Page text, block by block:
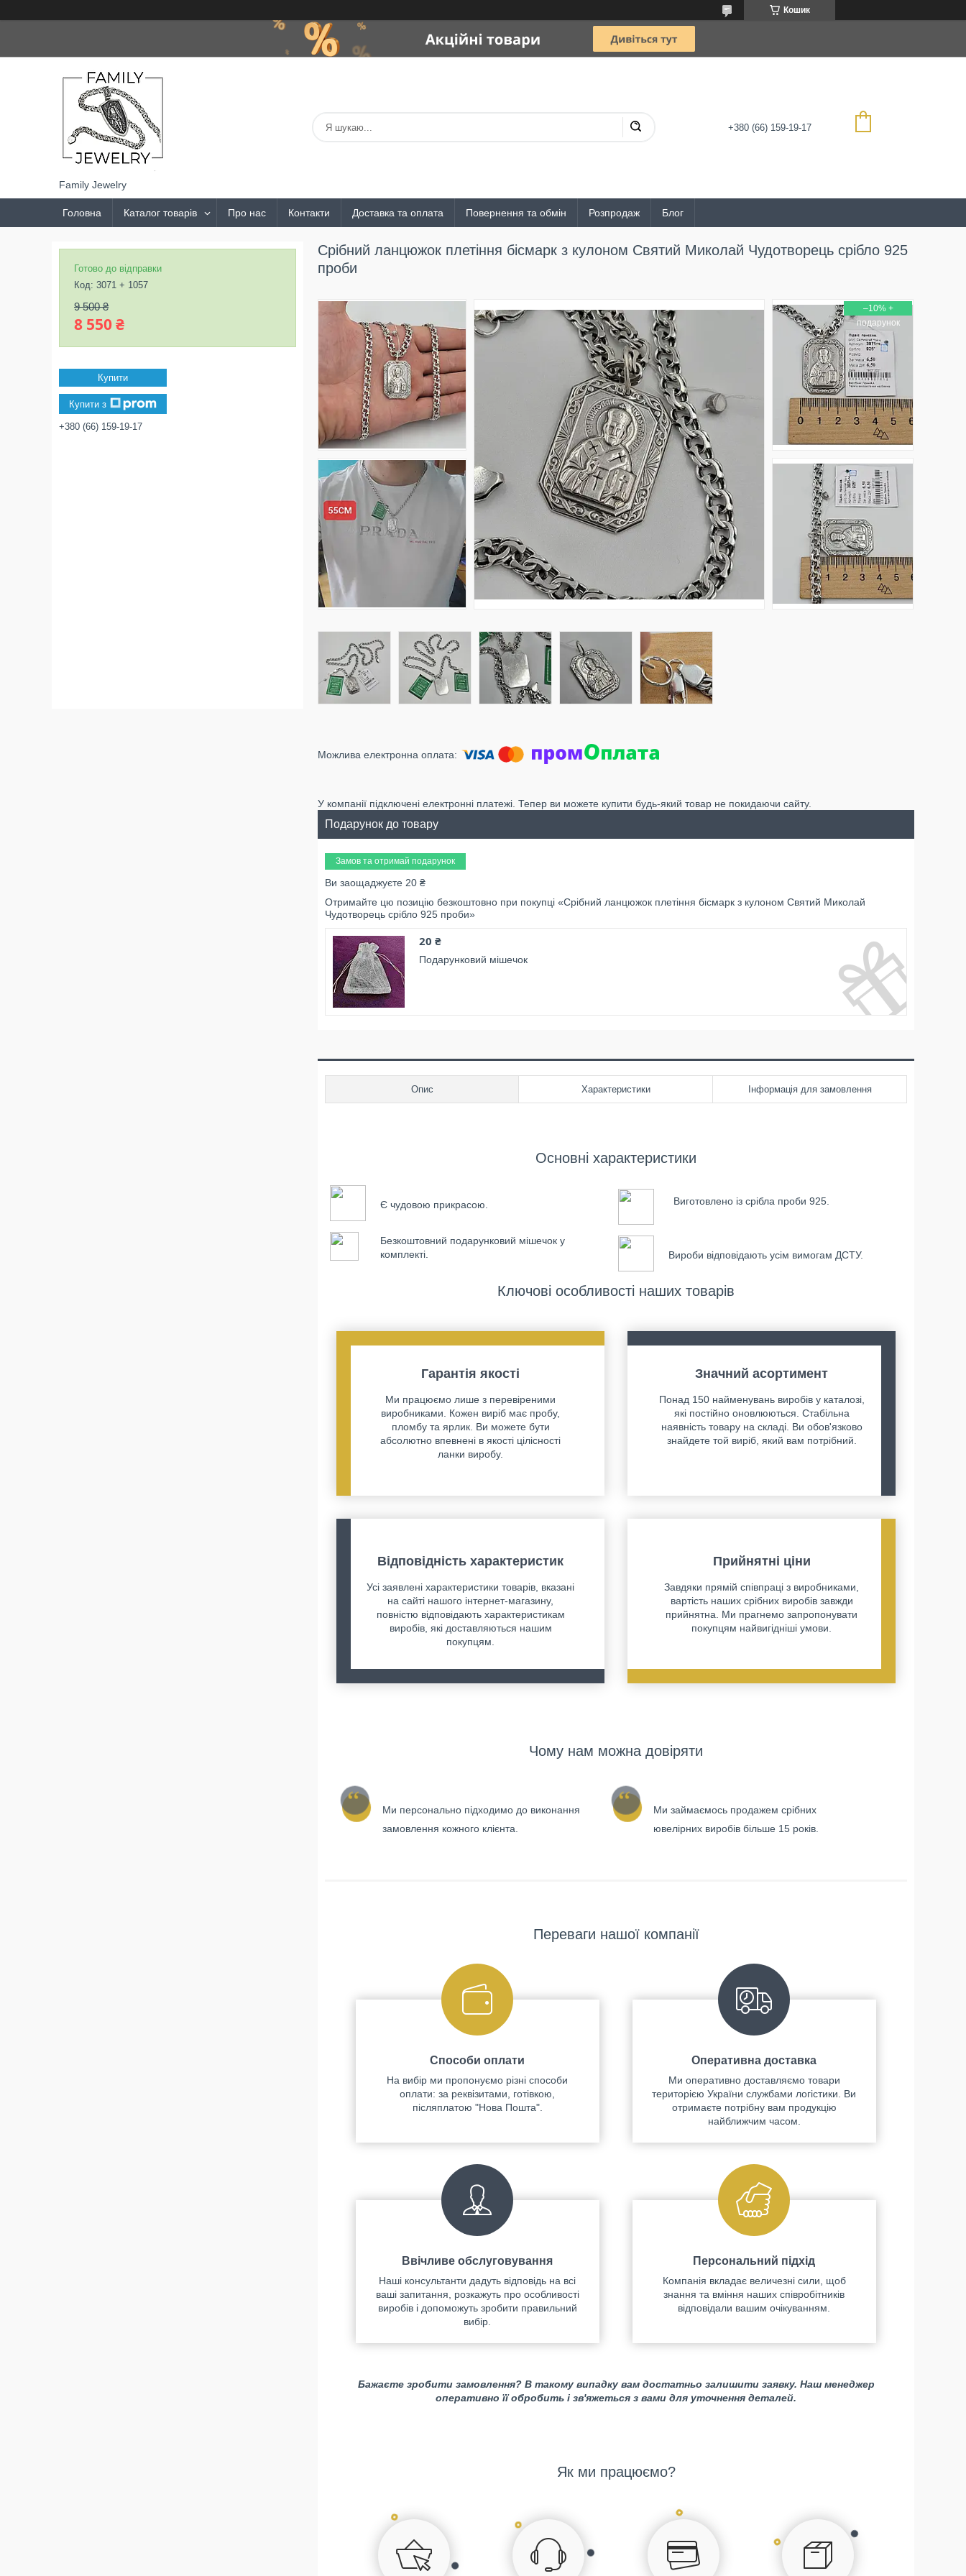
Кошик
Family Jewelry
+380 (66) 159-19-17
Головна Каталог товарів Про нас Контакти Доставка та оплата Повернення та обмін Розпродаж Блог
Срібний ланцюжок плетіння бісмарк з кулоном Святий Миколай Чудотворець срібло 925
проби
–10%
У компанії підключені електронні платежі. Тепер ви можете купити будь-який товар не покидаючи сайту.
Подарунок до товару
Замов та отримай подарунок
Ви заощаджуєте 20 ₴
Отримайте цю позицію безкоштовно при покупці «Срібний ланцюжок плетіння бісмарк з кулоном Святий Миколай
Чудотворець срібло 925 проби»
20 ₴
Подарунковий мішечок
Опис Характеристики Інформація для замовлення
Основні характеристики
Є чудовою прикрасою.
Безкоштовний подарунковий мішечок у
комплекті.
Виготовлено із срібла проби 925.
Вироби відповідають усім вимогам ДСТУ.
Ключові особливості наших товарів
Гарантія якості
Ми працюємо лише з перевіреними
виробниками. Кожен виріб має пробу,
пломбу та ярлик. Ви можете бути
абсолютно впевнені в якості цілісності
ланки виробу.
Значний асортимент
Понад 150 найменувань виробів у каталозі,
які постійно оновлюються. Стабільна
наявність товару на складі. Ви обов'язково
знайдете той виріб, який вам потрібний.
Відповідність характеристик
Усі заявлені характеристики товарів, вказані
на сайті нашого інтернет-магазину,
повністю відповідають характеристикам
виробів, які доставляються нашим
покупцям.
Прийнятні ціни
Завдяки прямій співпраці з виробниками,
вартість наших срібних виробів завжди
прийнятна. Ми прагнемо запропонувати
покупцям найвигідніші умови.
Чому нам можна довіряти
Ми персонально підходимо до виконання
замовлення кожного клієнта.
Ми займаємось продажем срібних
ювелірних виробів більше 15 років.
Переваги нашої компанії
Способи оплати
На вибір ми пропонуємо різні способи
оплати: за реквізитами, готівкою,
післяплатою "Нова Пошта".
Оперативна доставка
Ми оперативно доставляємо товари
територією України службами логістики. Ви
отримаєте потрібну вам продукцію
найближчим часом.
Ввічливе обслуговування
Наші консультанти дадуть відповідь на всі
ваші запитання, розкажуть про особливості
виробів і допоможуть зробити правильний
вибір.
Персональний підхід
Компанія вкладає величезні сили, щоб
знання та вміння наших співробітників
відповідали вашим очікуванням.
Бажаєте зробити замовлення? В такому випадку вам достатньо залишити заявку. Наш менеджер
оперативно її обробить і зв'яжеться з вами для уточнення деталей.
Як ми працюємо?
Готово до відправки
Код: 3071 + 1057
9 500 ₴
8 550 ₴
Купити
Купити з
+380 (66) 159-19-17